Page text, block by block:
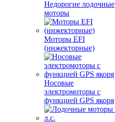
Недорогие лодочные
моторы
Моторы EFI
(инжекторные)
Носовые
электромоторы с
функцией GPS якоря